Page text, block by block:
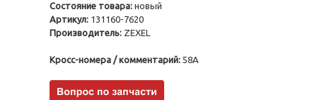
Состояние товара: новый
Артикул: 131160-7620
Производитель: ZEXEL
Кросс-номера / комментарий: 58A